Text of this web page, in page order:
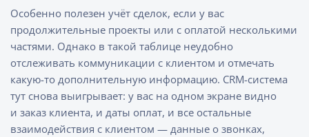
Особенно полезен учёт сделок, если у вас
продолжительные проекты или с оплатой несколькими
частями. Однако в такой таблице неудобно
отслеживать коммуникации с клиентом и отмечать
какую-то дополнительную информацию. CRM-система
тут снова выигрывает: у вас на одном экране видно
и заказ клиента, и даты оплат, и все остальные
взаимодействия с клиентом — данные о звонках,